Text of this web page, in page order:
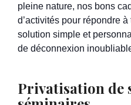
pleine nature, nos bons
d’activités pour répondre
solution simple et
de déconnexion
Privatisation de